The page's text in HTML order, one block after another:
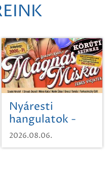
Nyáresti
hangulatok -
Mágnás Miska
2026.08.06.